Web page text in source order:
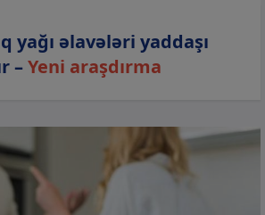
yağı əlavələri yaddaşı
–Yeni araşdırma